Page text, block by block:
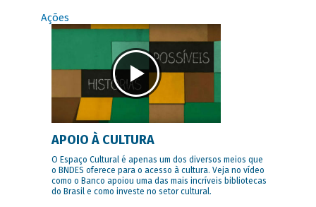
Ações
APOIO À CULTURA
O Espaço Cultural é apenas um dos diversos meios que
o BNDES oferece para o acesso à cultura. Veja no vídeo
como o Banco apoiou uma das mais incríveis bibliotecas
do Brasil e como investe no setor cultural.